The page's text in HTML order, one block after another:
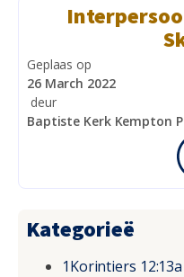
Geplaas op
26 March 2022
deur
Baptiste Kerk Kempton
Kategorieë
1Korintiers 12:13a